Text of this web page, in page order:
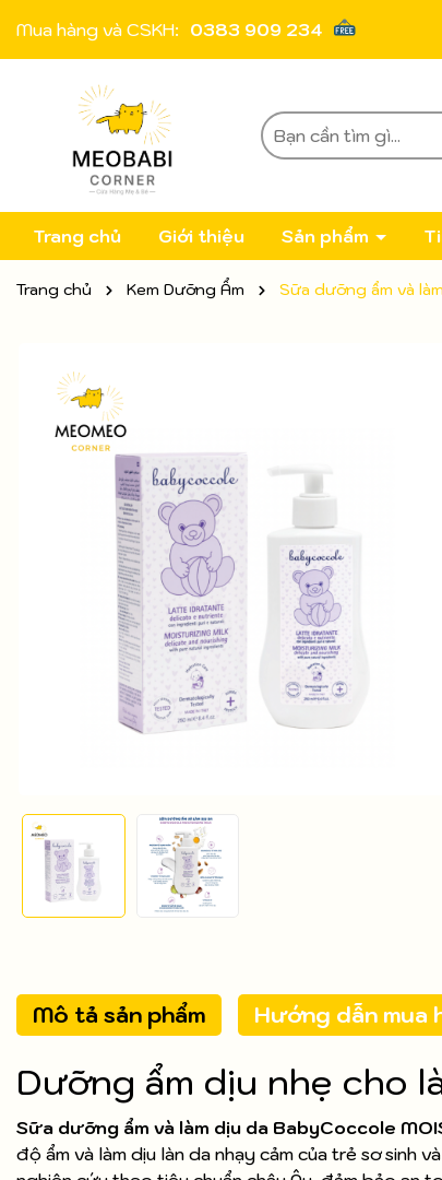
Mua hàng và CSKH: 0383 909 234
Trang chủ Giới thiệu Sản phẩm
Trang chủ Kem Dưỡng Ẩm Sữa dưỡng ẩm và
Mô tả sản phẩm Hướng dẫn mua
Dưỡng ẩm dịu nhẹ cho
Sữa dưỡng ẩm và làm dịu da BabyCoccole
độ ẩm và làm dịu làn da nhạy cảm của trẻ sơ sinh